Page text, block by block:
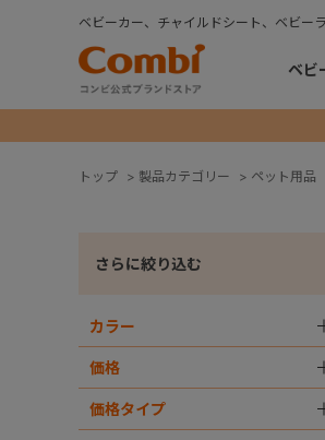
ベビーカー、チャイルドシート、ベビー
ベビ
トップ > 製品カテゴリー > ペット用品
さらに絞り込む
カラー
価格
価格タイプ